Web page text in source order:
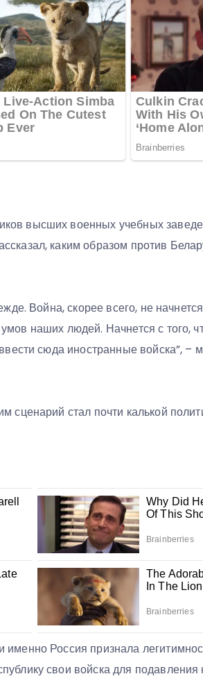
высших военных учебных
каким образом против
Война, скорее всего, не
наших людей. Начнется с того,
сюда иностранные войска”, –
сценарий стал почти калькой
Россия признала
свои войска для